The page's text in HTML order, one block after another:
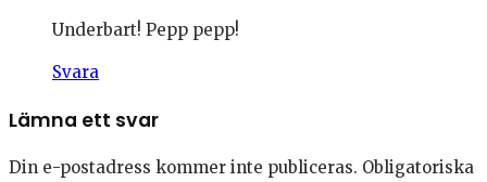
Underbart! Pepp pepp!
Svara
Lämna ett svar
Din e-postadress kommer inte publiceras. Obligatoriska